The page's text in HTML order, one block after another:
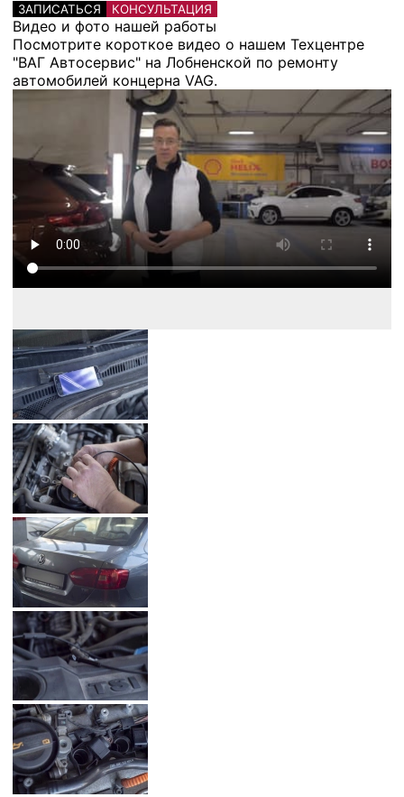
ЗАПИСАТЬСЯ КОНСУЛЬТАЦИЯ
Видео и фото нашей работы
Посмотрите короткое видео о нашем Техцентре
"ВАГ Автосервис" на Лобненской по ремонту
автомобилей концерна VAG.